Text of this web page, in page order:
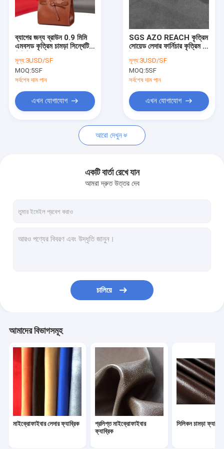
কারখানা ভ্রমণ
আমাদের সাথে যোগাযোগ করুন
সব ক্ষেত্রেই
মাইক্রোফাইবার লেদার ফ্যাব্রিক
পিইউ সিন্থেটিক লেদার
স্বয়ংচালিত গৃহসজ্জার সামগ্রী চামড়া
ওয়াটারপ্রুফ লেদার ব্যাগ
কাস্টম চামড়া পোশাক
চামড়া ক্রীড়া সামগ্রী
ব্যাগের জন্য ব্রাউন 0.9 মিমি
এমবসড কৃত্রিম চামড়া সিন্থেটিক
মূল্য:3USD/SF
MOQ:5SF
সর্বশেষ দাম পান
এখন যোগাযোগ
SGS AZO REACH কৃত্রিম
সোয়েড লেদার ফার্নিচার কৃত্রিম পু
মূল্য:3USD/SF
MOQ:5SF
সর্বশেষ দাম পান
এখন যোগাযোগ
আরো দেখুন
একটি বার্তা রেখে যান
আমরা দ্রুত উত্তর দেব
চালিয়ে
আমাদের বিভাগসমূহ
মাইক্রোফাইবার লেদার ফ্যাব্রিক
প্রলিপ্ত মাইক্রোফাইবার
ফ্যাব্রিক
সিলিকন চামড়া